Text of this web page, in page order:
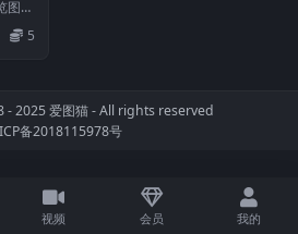
图片
5
- 2025爱图猫- All rights reserved
备2018115978号
视频 会员 我的